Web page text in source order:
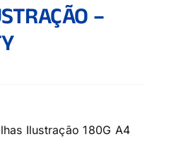
–
Ilustração 180G A4